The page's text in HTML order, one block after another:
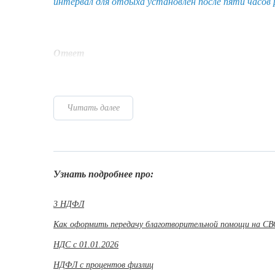
Ответ
Читать далее
Узнать подробнее про:
3 НДФЛ
Как оформить передачу благотворительной помощи на
НДС с 01.01.2026
НДФЛ с процентов физлиц